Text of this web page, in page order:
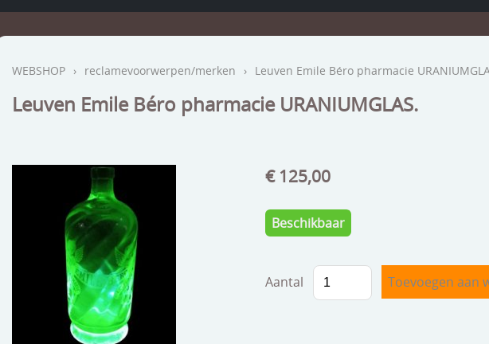
WEBSHOP › reclamevoorwerpen/merken › Leuven Emile Béro pharmacie
Leuven Emile Béro pharmacie URANIUMGLAS.
€ 125,00
Beschikbaar
Aantal